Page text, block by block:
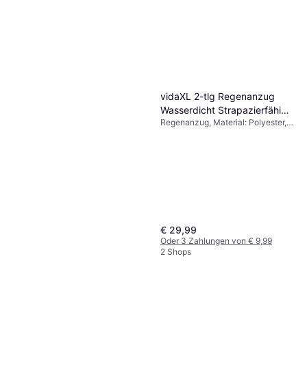
vidaXL 2-tlg Regenanzug
Wasserdicht Strapazierfähig
Kapuze - Gelb
Regenanzug, Material: Polyester,
€ 29,99
Oder 3 Zahlungen von € 9,99
2 Shops